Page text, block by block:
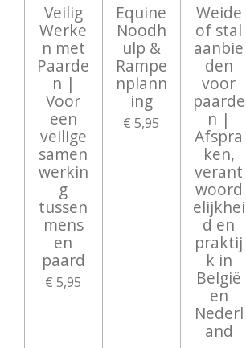
Veilig
Werke
n met
Paarde
n |
Voor
een
veilige
samen
werkin
g
tussen
mens
en
paard
€ 5,95
Equine
Noodh
ulp &
Rampe
nplann
ing
€ 5,95
Weide
of stal
aanbie
den
voor
paarde
n |
Afspra
ken,
verant
woord
elijkhei
d en
praktij
k in
België
en
Nederl
and